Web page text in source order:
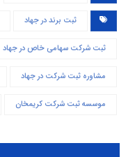
ثبت برند در جهاد
ثبت شرکت سهامی خاص در جهاد
مشاوره ثبت شرکت در جهاد
موسسه ثبت شرکت کریمخان